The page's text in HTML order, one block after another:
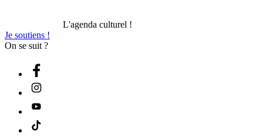
L'agenda culturel !
Je soutiens !
On se suit ?